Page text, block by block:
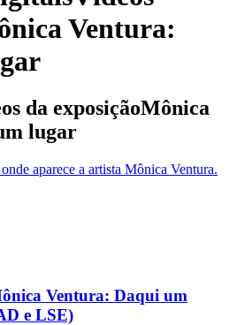
Ventura:
da exposiçãoMônica
lugar
Ventura: Daqui um
e LSE)